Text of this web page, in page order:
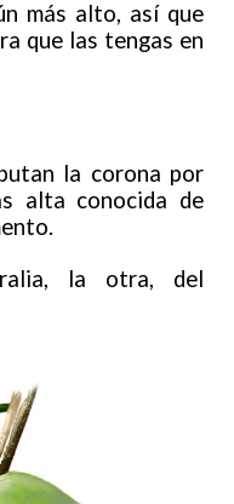
más alto, así que
que las tengas en
la corona por
alta conocida de
la otra, del